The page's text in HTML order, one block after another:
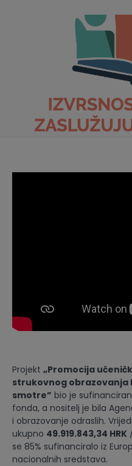
Projekt „Promocija
strukovnog
smotre” bio je
fonda, a nositelj je bila
i obrazovanje odraslih.
ukupno 49.919.843,34 HRK
se 85% sufinanciralo iz
nacionalnih sredstava.